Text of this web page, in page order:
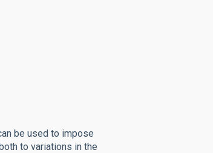
be used to impose
to variations in the